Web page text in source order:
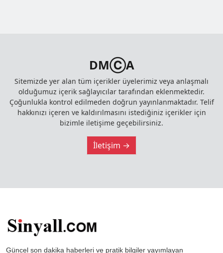
DMⒸA
Sitemizde yer alan tüm içerikler üyelerimiz veya anlaşmalı
olduğumuz içerik sağlayıcılar tarafından eklenmektedir.
Çoğunlukla kontrol edilmeden doğrun yayınlanmaktadır. Telif
hakkınızı içeren ve kaldırılmasını istediğiniz içerikler için
bizimle iletişime geçebilirsiniz.
İletişim →
Güncel son dakika haberleri ve pratik bilgiler yayımlayan